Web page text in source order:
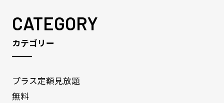
CATEGORY
カテゴリー
プラス定額見放題
無料